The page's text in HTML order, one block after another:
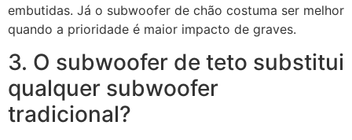
embutidas. Já o subwoofer de chão costuma ser melhor
quando a prioridade é maior impacto de graves.
3. O subwoofer de teto substitui
qualquer subwoofer
tradicional?